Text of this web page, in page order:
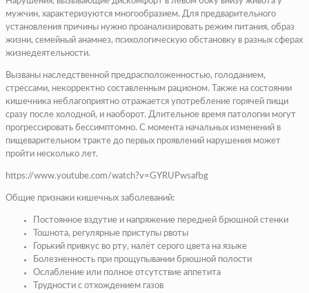
мужчин, характеризуются многообразием. Для предварительного
установления причины нужно проанализировать режим питания, образ
жизни, семейный анамнез, психологическую обстановку в разных сферах
жизнедеятельности.
Вызваны наследственной предрасположенностью, голоданием,
стрессами, некорректно составленным рационом. Также на состоянии
кишечника неблагоприятно отражается употребление горячей пищи
сразу после холодной, и наоборот. Длительное время патологии могут
прогрессировать бессимптомно. С момента начальных изменений в
пищеварительном тракте до первых проявлений нарушения может
пройти несколько лет.
https://www.youtube.com/watch?v=GYRUPwsafbg
Общие признаки кишечных заболеваний:
Постоянное вздутие и напряжение передней брюшной стенки
Тошнота, регулярные приступы рвоты
Горький привкус во рту, налёт серого цвета на языке
Болезненность при прощупывании брюшной полости
Ослабление или полное отсутствие аппетита
Трудности с отхождением газов